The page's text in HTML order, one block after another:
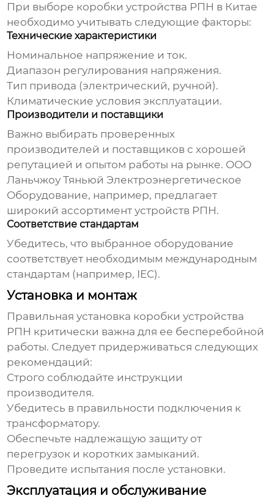
При выборе коробки устройства РПН в Китае
необходимо учитывать следующие факторы:
Технические характеристики
Номинальное напряжение и ток.
Диапазон регулирования напряжения.
Тип привода (электрический, ручной).
Климатические условия эксплуатации.
Производители и поставщики
Важно выбирать проверенных
производителей и поставщиков с хорошей
репутацией и опытом работы на рынке. ООО
Ланьчжоу Тяньюй Электроэнергетическое
Оборудование, например, предлагает
широкий ассортимент устройств РПН.
Соответствие стандартам
Убедитесь, что выбранное оборудование
соответствует необходимым международным
стандартам (например, IEC).
Установка и монтаж
Правильная установка коробки устройства
РПН критически важна для ее бесперебойной
работы. Следует придерживаться следующих
рекомендаций:
Строго соблюдайте инструкции
производителя.
Убедитесь в правильности подключения к
трансформатору.
Обеспечьте надлежащую защиту от
перегрузок и коротких замыканий.
Проведите испытания после установки.
Эксплуатация и обслуживание